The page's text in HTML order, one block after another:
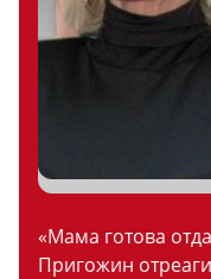
«Мама готова
Пригожин